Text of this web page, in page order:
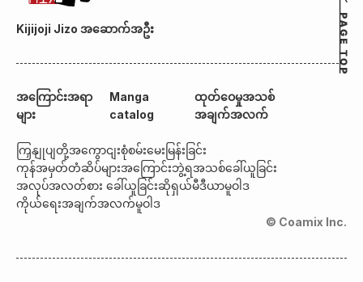
Kijijoji Jizo အဆောက်အဦး
အကြောင်းအရာ
များ
Manga
catalog
ထုတ်ဝေမှုအသစ်
အချက်အလက်
ကြှနျုပျတို့အကွောငျးစုံစမ်းမေးမြန်းခြင်း
ကုန်အမှတ်တံဆိပ်များအကြောင်းဘွဲ့ရအသစ်ခေါ်ယူခြင်း
အလုပ်အလတ်စား ခေါ်ယူခြင်းဆိုရှယ်မီဒီယာမူဝါဒ
ကိုယ်ရေးအချက်အလက်မူဝါဒ
© Coamix Inc.